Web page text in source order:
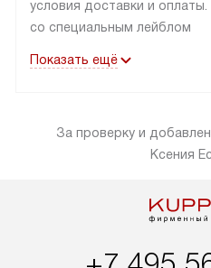
условия доставки и
со специальным лейблом
в пределах МКАД до
«в наличии» может быть
покупателю в течение трех
и другие регионы
через транспортную
компания бесплатно
Показать ещё
За проверку и
Ксения